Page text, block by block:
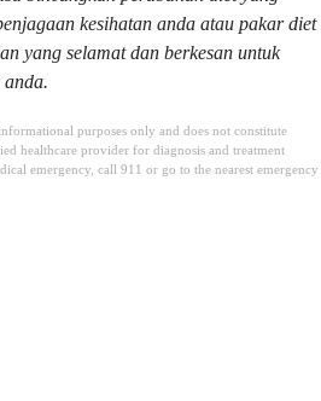
kesihatan anda atau pakar diet
yang selamat dan berkesan untuk
purposes only and does not constitute
healthcare provider for diagnosis and treatment
emergency, call 911 or go to the nearest emergency